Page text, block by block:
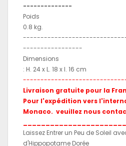
--------------
Poids
0.8 kg.
-----------------
Dimensions
: H. 24 x L. 18 x l. 16 cm
Livraison gratuite pour la
Pour l'expédition vers
Monaco. veuillez nous
Laissez Entrer un Peu de Soleil
d'Hippopotame Dorée